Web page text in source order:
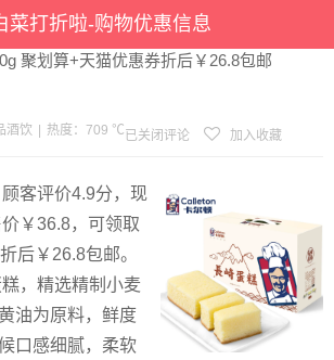
菜打折啦-购物优惠信息
食品酒饮>文章详情
聚划算+天猫优惠券折后￥26.8包邮
酒饮 热度：709 ℃ 已关闭评论 加入收藏
顾客评价4.9分，现
￥36.8，可领取
后￥26.8包邮。
，精选精制小麦
油为原料，鲜度
口感细腻，柔软